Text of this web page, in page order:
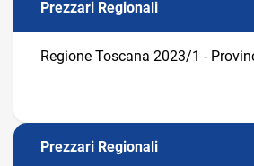
Prezzari Regionali
Regione Toscana 2023/1 -
Prezzari Regionali